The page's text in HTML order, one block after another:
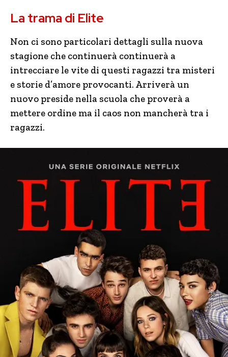
La trama di Elite
Non ci sono particolari dettagli sulla nuova
stagione che continuerà continuerà a
intrecciare le vite di questi ragazzi tra misteri
e storie d’amore provocanti. Arriverà un
nuovo preside nella scuola che proverà a
mettere ordine ma il caos non mancherà tra i
ragazzi.